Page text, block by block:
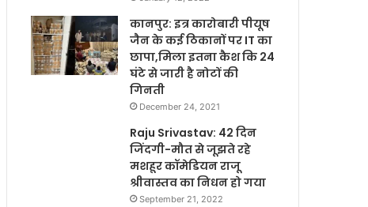
कानपुर: इत्र कारोबारी पीयूष
जैन के कई ठिकानों पर IT का
छापा,मिला इतना कैश कि 24
घंटे से जारी है नोटों की
गिनती
December 24, 2021
Raju Srivastav: 42 दिन
जिंदगी-मौत से जूझते रहे
मशहूर कॉमेडियन राजू
श्रीवास्तव का निधन हो गया
September 21, 2022